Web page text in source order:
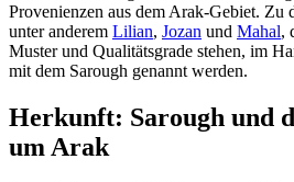
Provenienzen aus dem Arak-Gebiet. Zu
unter anderem Lilian, Jozan und Mahal,
Muster und Qualitätsgrade stehen, im
mit dem Sarough genannt werden.
Herkunft: Sarough und
um Arak